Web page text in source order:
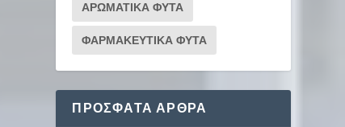
ΑΡΩΜΑΤΙΚΑ ΦΥΤΑ
ΦΑΡΜΑΚΕΥΤΙΚΑ ΦΥΤΑ
ΠΡΌΣΦΑΤΑ ΆΡΘΡΑ